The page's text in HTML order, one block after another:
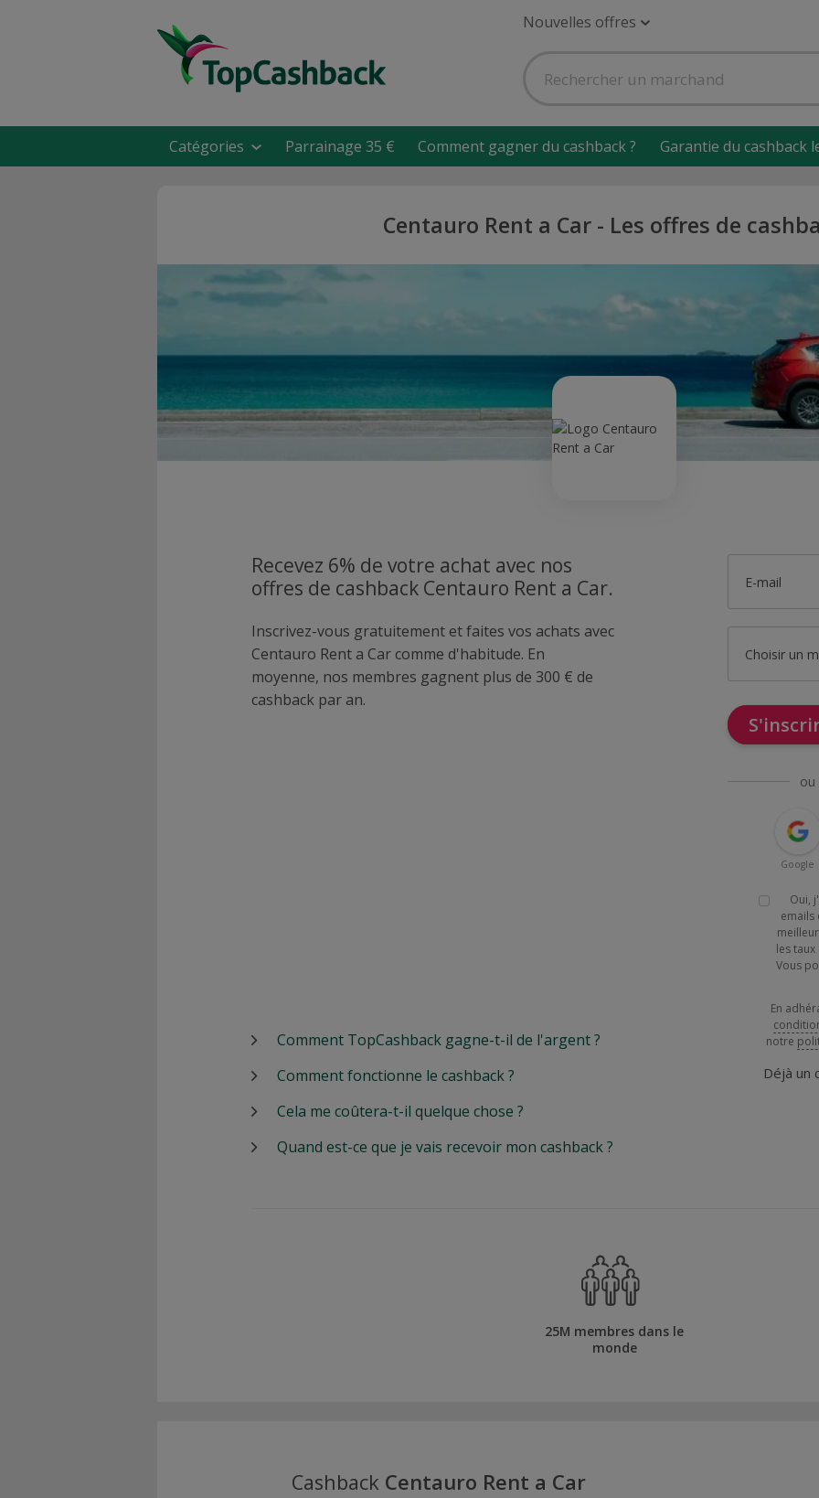
Nouvelles offres
Catégories Parrainage 35 € Comment gagner du cashback ? Garantie du cashback
Centauro Rent a Car - Les offres de
Recevez 6% de votre achat avec nos
offres de cashback Centauro Rent a Car.
Inscrivez-vous gratuitement et faites vos achats avec
Centauro Rent a Car comme d'habitude. En
moyenne, nos membres gagnent plus de 300 € de
cashback par an.
E-mail
Choisir un
ou
Google
Oui,
emails
les
Vous
En
notre
Déjà un
Comment TopCashback gagne-t-il de l'argent ?
Comment fonctionne le cashback ?
Cela me coûtera-t-il quelque chose ?
Quand est-ce que je vais recevoir mon cashback ?
25M membres dans le
monde
Cashback Centauro Rent a Car